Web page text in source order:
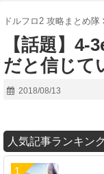
ドルフロ2 攻略まとめ隊
【話題】4-
だと信じて
2018/08/13
人気記事ランキン